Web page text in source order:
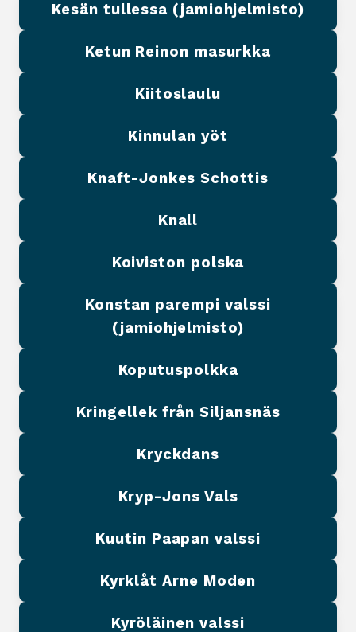
Kesän tullessa (jamiohjelmisto)
Ketun Reinon masurkka
Kiitoslaulu
Kinnulan yöt
Knaft-Jonkes Schottis
Knall
Koiviston polska
Konstan parempi valssi
(jamiohjelmisto)
Koputuspolkka
Kringellek från Siljansnäs
Kryckdans
Kryp-Jons Vals
Kuutin Paapan valssi
Kyrklåt Arne Moden
Kyröläinen valssi